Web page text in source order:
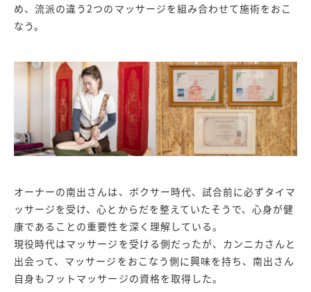
め、流派の違う2つのマッサージを組み合わせて施術をおこ
なう。
オーナーの南出さんは、ボクサー時代、試合前に必ずタイマ
ッサージを受け、心とからだを整えていたそうで、心身が健
康であることの重要性を深く理解している。
現役時代はマッサージを受ける側だったが、カンニカさんと
出会って、マッサージをおこなう側に興味を持ち、南出さん
自身もフットマッサージの資格を取得した。